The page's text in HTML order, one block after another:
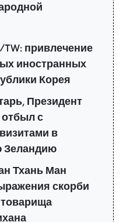
привлечение
иностранных
Корея
Президент
отбыл с
в
Зеландию
Тхань Ман
скорби